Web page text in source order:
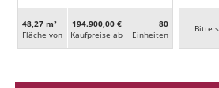
48,27 m²
Fläche von
194.900,00 €
Kaufpreise ab
80
Ein­heiten
Bitte